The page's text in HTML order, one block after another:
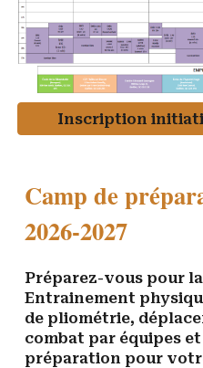
Inscription
Camp de
2026-2027
Préparez-vous pour
Entrainement
de pliométrie,
combat par équipes
préparation pour